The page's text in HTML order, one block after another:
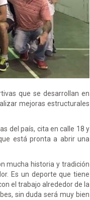
que se desarrollan en
mejoras estructurales
del país, cita en calle 18 y
está pronta a abrir una
mucha historia y tradición
Es un deporte que tiene
el trabajo alrededor de la
sin duda será muy bien